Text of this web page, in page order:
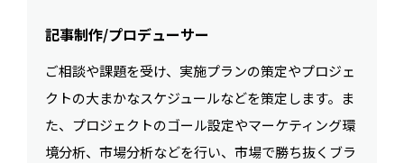
記事制作/プロデューサー
ご相談や課題を受け、実施プランの策定やプロジェ
クトの大まかなスケジュールなどを策定します。ま
た、プロジェクトのゴール設定やマーケティング環
境分析、市場分析などを行い、市場で勝ち抜くブラ